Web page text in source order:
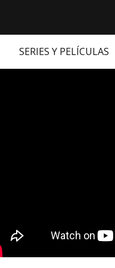
SERIES Y PELÍCULAS